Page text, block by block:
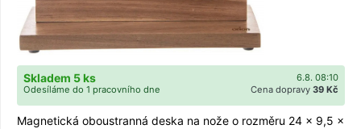
6.8. 08:10
Skladem 5 ks
Cena dopravy 39 Kč
Odesíláme do 1 pracovního dne
Magnetická oboustranná deska na nože o rozměru 24 x 9,5 x